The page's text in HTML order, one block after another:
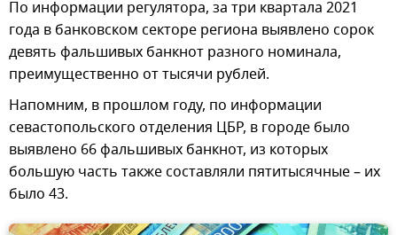
По информации регулятора, за три квартала 2021
года в банковском секторе региона выявлено сорок
девять фальшивых банкнот разного номинала,
преимущественно от тысячи рублей.
Напомним, в прошлом году, по информации
севастопольского отделения ЦБР, в городе было
выявлено 66 фальшивых банкнот, из которых
большую часть также составляли пятитысячные – их
было 43.